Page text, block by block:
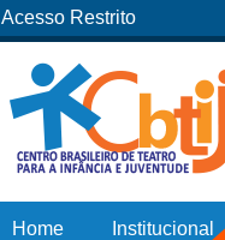
Acesso Restrito
Home Institucional